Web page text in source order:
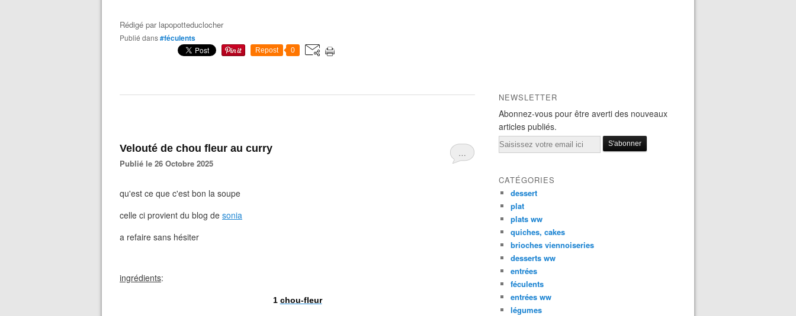
Rédigé par lapopotteduclocher
Publié dans#féculents
Repost 0
…
Velouté de chou fleur au curry
Publié le 26 Octobre 2025
qu'est ce que c'est bon la soupe
celle ci provient du blog de sonia
a refaire sans hésiter
ingrédients:
1 chou-fleur
NEWSLETTER
Abonnez-vous pour être averti des nouveaux
articles publiés.
Email
CATÉGORIES
dessert
plat
plats ww
quiches, cakes
brioches viennoiseries
desserts ww
entrées
féculents
entrées ww
légumes